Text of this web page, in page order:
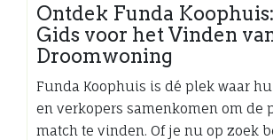
Ontdek Funda
Gids voor het Vinden
Droomwoning
Funda Koophuis is dé plek waar
en verkopers samenkomen om de
match te vinden. Of je nu op zoek